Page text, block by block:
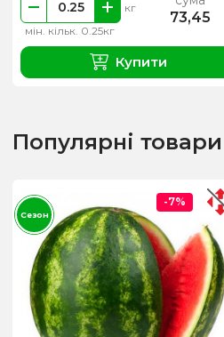
мін. кільк. 0.25кг
кг
73,45
Купити
Популярні товари
-7%
Сезон